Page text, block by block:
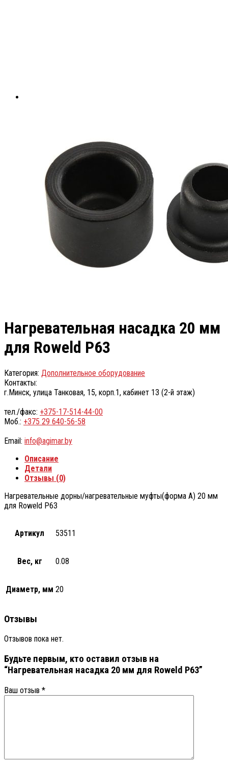
Нагревательная насадка 20 мм
для Roweld Р63
Категория: Дополнительное оборудование
Контакты:
г.Минск, улица Танковая, 15, корп.1, кабинет 13 (2-й этаж)
тел./факс: +375-17-514-44-00
Моб.: +375 29 640-56-58
Email: info@agimar.by
Описание
Детали
Отзывы (0)
Нагревательные дорны/нагревательные муфты(форма А) 20 мм
для Roweld Р63
Артикул 53511
Вес, кг 0.08
Диаметр, мм 20
Отзывы
Отзывов пока нет.
Будьте первым, кто оставил отзыв на
“Нагревательная насадка 20 мм для Roweld Р63”
Ваш отзыв *